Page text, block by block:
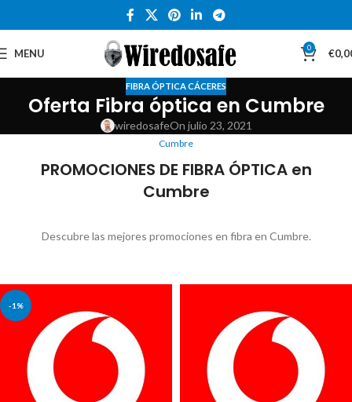
MENU 0 €
FIBRA ÓPTICA CÁCERES
Oferta Fibra óptica en Cumbre
wiredosafeOn julio 23, 2021
Cumbre
PROMOCIONES DE FIBRA ÓPTICA en
Cumbre
Descubre las mejores promociones en fibra en Cumbre.
-1%